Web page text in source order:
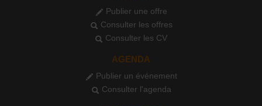
Publier une offre
Consulter les offres
Consulter les CV
AGENDA
Publier un événement
Consulter l'agenda